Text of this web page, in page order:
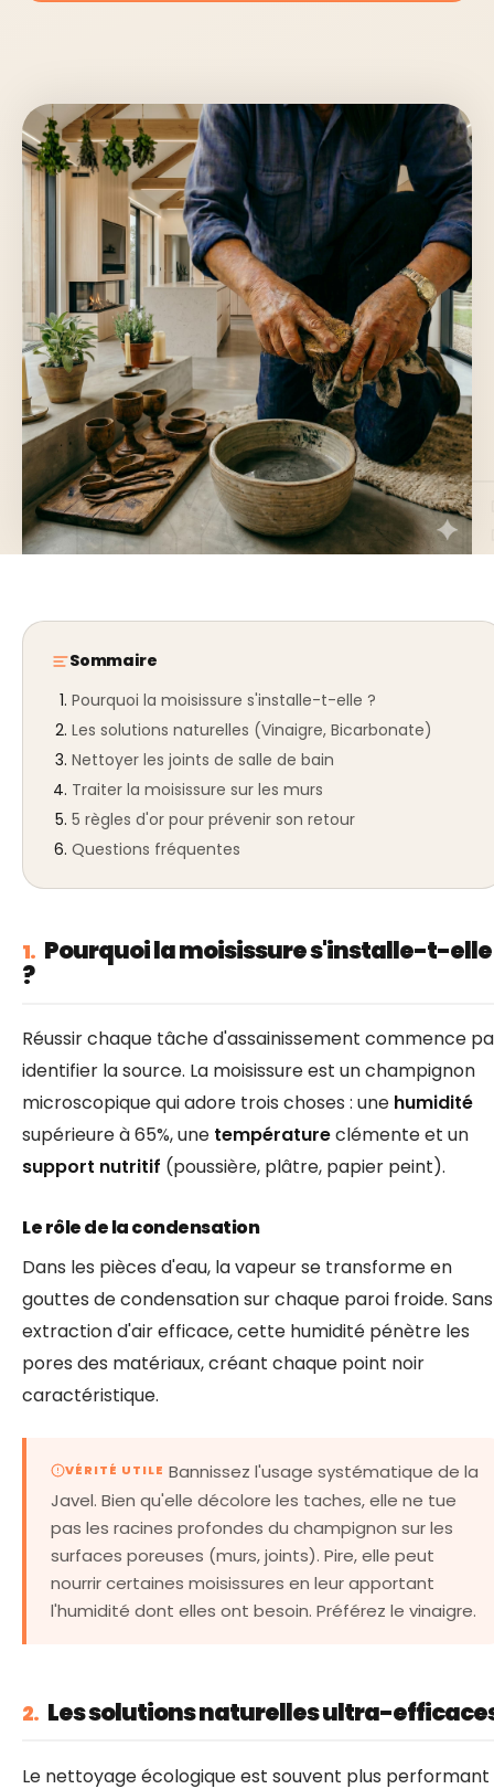
Sommaire
Pourquoi la moisissure s'installe-t-elle ?
Les solutions naturelles (Vinaigre, Bicarbonate)
Nettoyer les joints de salle de bain
Traiter la moisissure sur les murs
5 règles d'or pour prévenir son retour
Questions fréquentes
1. Pourquoi la moisissure s'installe-t-elle
?
Réussir chaque tâche d'assainissement commence
identifier la source. La moisissure est un champignon
microscopique qui adore trois choses : une humidité
supérieure à 65%, une températureclémente et un
support nutritif (poussière, plâtre, papier peint).
Le rôle de la condensation
Dans les pièces d'eau, la vapeur se transforme en
gouttes de condensation sur chaque paroi froide. Sans
extraction d'air efficace, cette humidité pénètre les
pores des matériaux, créant chaque point noir
caractéristique.
VÉRITÉ UTILE Bannissez l'usage systématique de la
Javel. Bien qu'elle décolore les taches, elle ne tue
pas les racines profondes du champignon sur les
surfaces poreuses (murs, joints). Pire, elle peut
nourrir certaines moisissures en leur apportant
l'humidité dont elles ont besoin. Préférez le vinaigre.
2. Les solutions naturelles ultra-
Le nettoyage écologique est souvent plus performant